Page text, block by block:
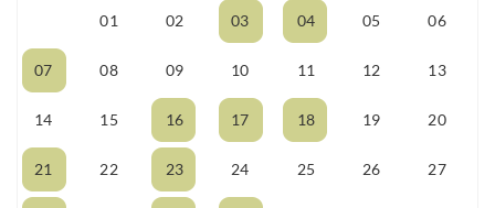
01 02 03 04 05 06
07 08 09 10 11 12 13
14 15 16 17 18 19 20
21 22 23 24 25 26 27